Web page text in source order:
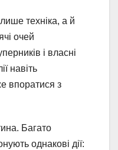
техніка, а й
очей
і власні
навіть
впоратися з
Багато
однакові дії: